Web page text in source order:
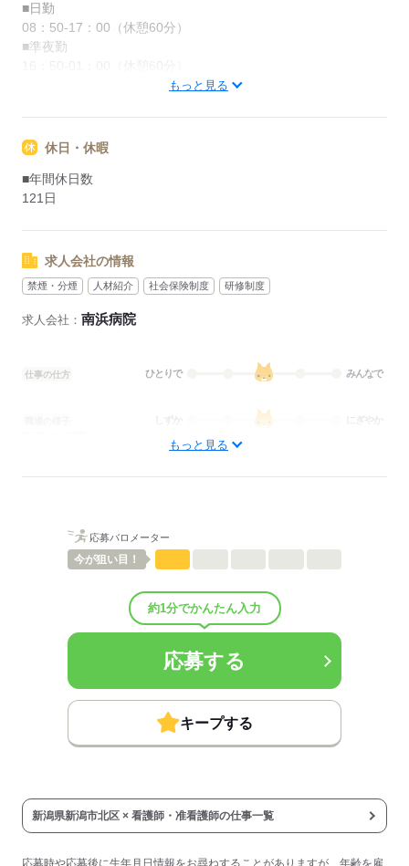
■日勤
08：50-17：00（休憩60分）
■準夜勤
もっと見る
休日・休暇
■年間休日数
121日
求人会社の情報
禁煙・分煙 人材紹介 社会保険制度 研修制度
求人会社： 南浜病院
仕事の仕方 ひとりで みんなで
にぎやか
■退職金制度：有（勤続3年以上）
■退職金制度備考：
試用期間：2か月～3か月「雇用形態・給与は同条件」
職能手当 22,000円～23,000円
調整手当 7,920円～8,330円
■受動喫煙防止措置：
敷地内禁煙
応募する
もっと見る
応募バロメーター
今が狙い目！
約1分でかんたん入力
応募する
キープする
新潟県新潟市北区 × 看護師・准看護師の仕事一覧
応募時や応募後に生年月日情報をお尋ねすることがありますが、年齢を雇